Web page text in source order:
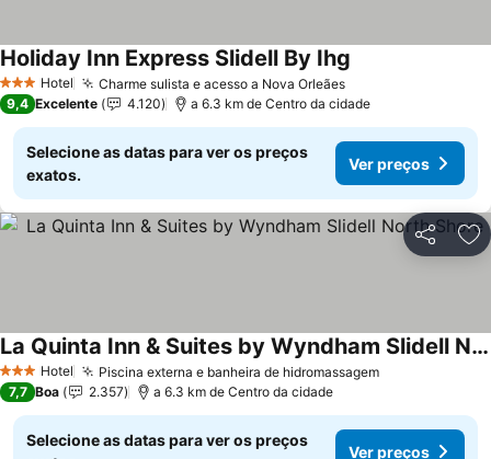
3 EstrelasHotel Charme sulista e acesso a Nova OrleãesVer preços
Holiday Inn Express Slidell By Ihg
9,4 Excelente 4.120 a 6.3 km de Centro da cidade
Selecione as datas para ver os preços
exatos.
Ver preços
Partilhar
3 EstrelasHotel Piscina externa e banheira de hidromassagemVer preços
La Quinta Inn & Suites by Wyndham Slidell North Shore
Ver preços
7,7 Boa 2.357 a 6.3 km de Centro da cidade
Selecione as datas para ver os preços
Ver preços